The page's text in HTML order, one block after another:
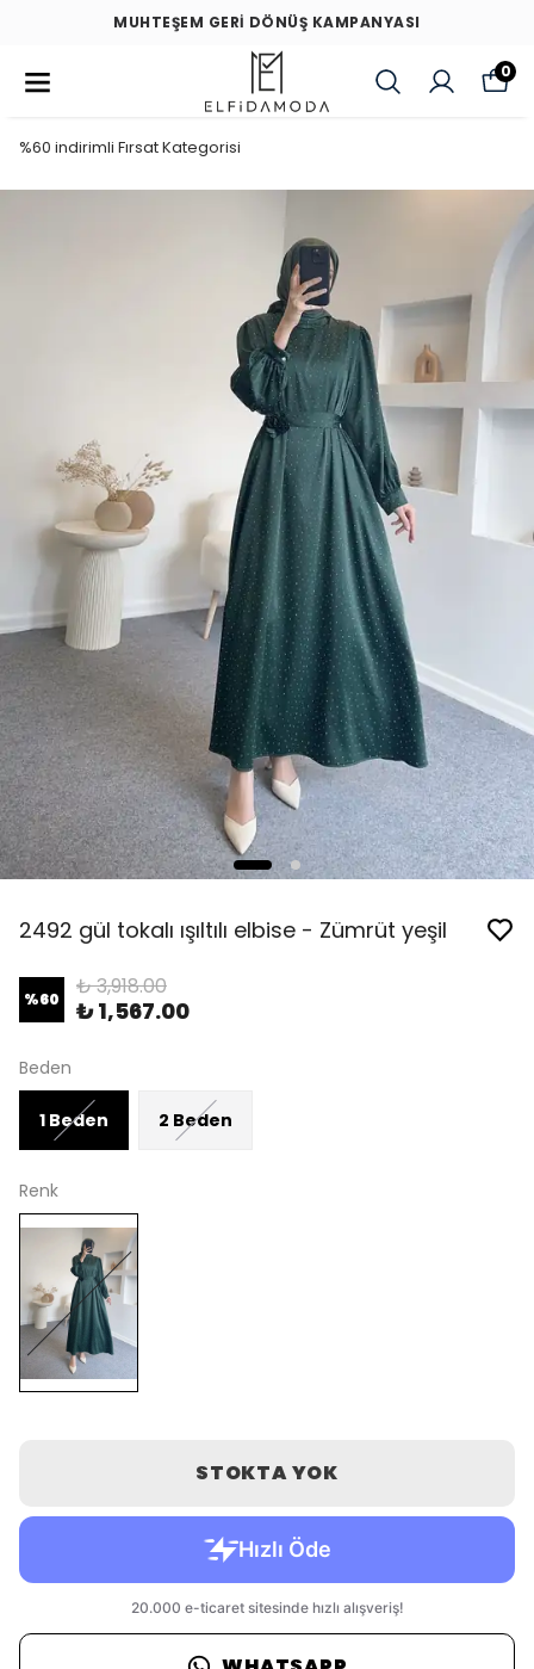
MUHTEŞEM GERİ DÖNÜŞ KAMPANYASI
0
%60 indirimli Fırsat Kategorisi
2492 gül tokalı ışıltılı elbise - Zümrüt yeşil
%60 ₺ 3,918.00
₺ 1,567.00
Beden
1 Beden 2 Beden
Renk
STOKTA YOK